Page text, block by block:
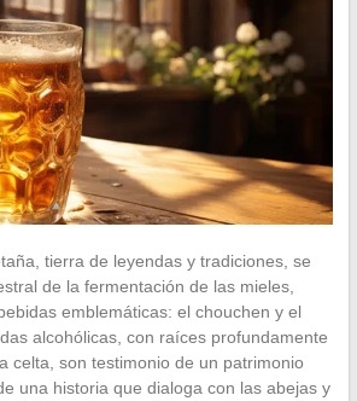
tierra de leyendas y tradiciones, se
de la fermentación de las mieles,
emblemáticas: el chouchen y el
alcohólicas, con raíces profundamente
celta, son testimonio de un patrimonio
una historia que dialoga con las abejas y